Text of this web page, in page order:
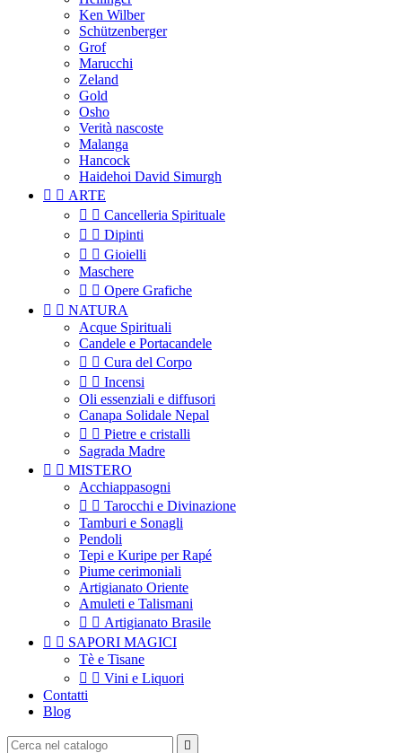
Ken Wilber
Schützenberger
Grof
Marucchi
Zeland
Gold
Osho
Verità nascoste
Malanga
Hancock
Haidehoi David Simurgh
  ARTE
  Cancelleria Spirituale
  Dipinti
  Gioielli
Maschere
  Opere Grafiche
  NATURA
Acque Spirituali
Candele e Portacandele
  Cura del Corpo
  Incensi
Oli essenziali e diffusori
Canapa Solidale Nepal
  Pietre e cristalli
Sagrada Madre
  MISTERO
Acchiappasogni
  Tarocchi e Divinazione
Tamburi e Sonagli
Pendoli
Tepi e Kuripe per Rapé
Piume cerimoniali
Artigianato Oriente
Amuleti e Talismani
  Artigianato Brasile
  SAPORI MAGICI
Tè e Tisane
  Vini e Liquori
Contatti
Blog
